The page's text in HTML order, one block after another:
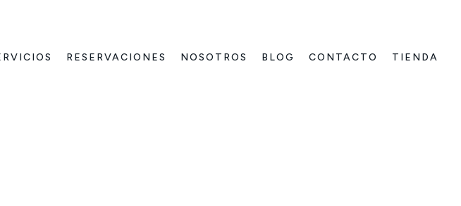
RESERVACIONES NOSOTROS BLOG CONTACTO TIENDA